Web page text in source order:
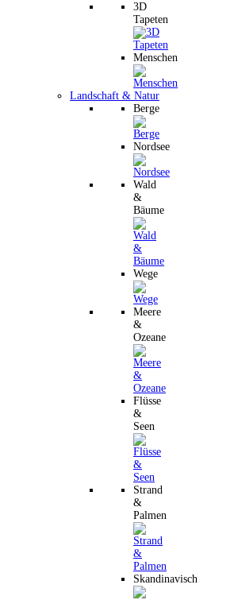
3D
Tapeten
Menschen
Landschaft & Natur
Berge
Nordsee
Wald
&
Bäume
Wege
Meere
&
Ozeane
Flüsse
&
Seen
Strand
&
Palmen
Skandinavisch